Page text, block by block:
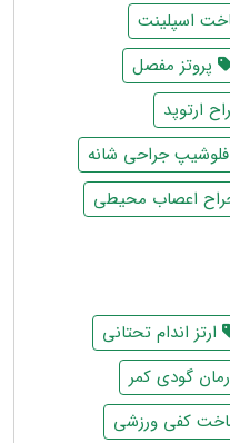
اسپلینت
پروتز مفصل
ارتوپد
فلوشیپ جراحی شانه
اعصاب محیطی
ارتز اندام تحتانی
گودی کمر
کفی ورزشی